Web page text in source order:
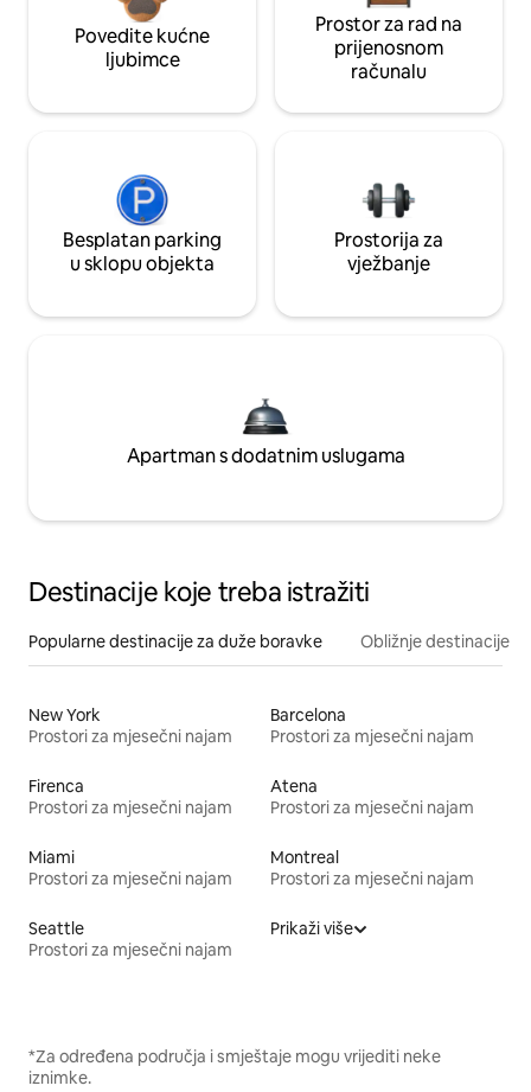
Povedite kućne
ljubimce
Prostor za rad na
prijenosnom
računalu
Besplatan parking
u sklopu objekta
Prostorija za
vježbanje
Apartman s dodatnim uslugama
Destinacije koje treba istražiti
Popularne destinacije za duže boravke Obližnje destinacije
New York
Prostori za mjesečni najam
Barcelona
Prostori za mjesečni najam
Firenca
Prostori za mjesečni najam
Atena
Prostori za mjesečni najam
Miami
Prostori za mjesečni najam
Montreal
Prostori za mjesečni najam
Seattle
Prostori za mjesečni najam
Prikaži više
*Za određena područja i smještaje mogu vrijediti neke
iznimke.